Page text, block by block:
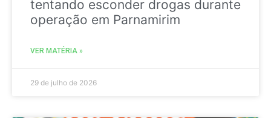
tentando esconder drogas durante
operação em Parnamirim
VER MATÉRIA »
29 de julho de 2026